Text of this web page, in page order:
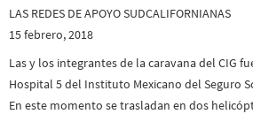
LAS REDES DE APOYO SUDCALIFORNIANAS
15 febrero, 2018
Las y los integrantes de la caravana del CIG
Hospital 5 del Instituto Mexicano del Seguro
En este momento se trasladan en dos